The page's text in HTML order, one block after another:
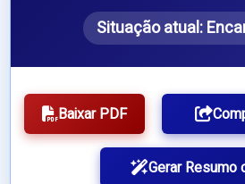
Situação atual:
Baixar PDF
Gerar Resumo